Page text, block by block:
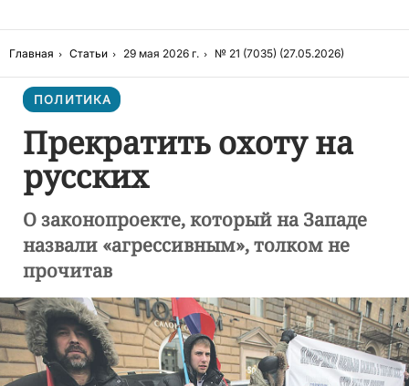
Главная Статьи 29 мая 2026 г. № 21 (7035) (27.05.2026)
ПОЛИТИКА
Прекратить охоту на
русских
О законопроекте, который на Западе
назвали «агрессивным», толком не
прочитав